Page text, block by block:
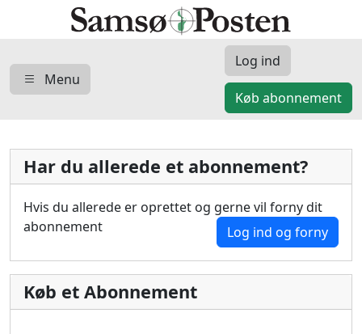
Menu
Log ind
Køb abonnement
Har du allerede et abonnement?
Hvis du allerede er oprettet og gerne vil forny dit
abonnement
Log ind og forny
Køb et Abonnement